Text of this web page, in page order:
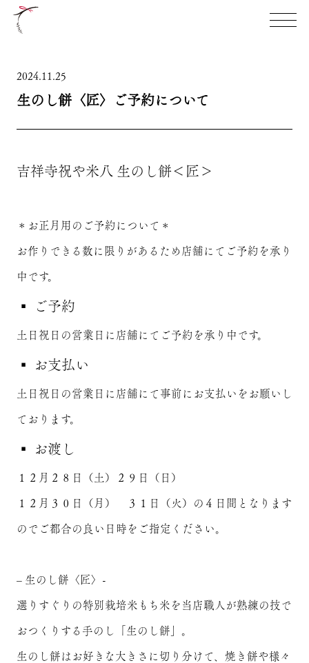
本店限定商品
2024.11.25
生のし餅〈匠〉ご予約について
吉祥寺祝や米八 生のし餅＜匠＞
＊お正月用のご予約について＊
お作りできる数に限りがあるため店舗にてご予約を承り
中です。
▪️ ご予約
土日祝日の営業日に店舗にてご予約を承り中です。
▪️ お支払い
土日祝日の営業日に店舗にて事前にお支払いをお願いし
ております。
▪️ お渡し
１２月２８日（土）２９日（日）
１２月３０日（月） ３１日（火）の４日間となります
のでご都合の良い日時をご指定ください。
– 生のし餅〈匠〉-
選りすぐりの特別栽培米もち米を当店職人が熟練の技で
おつくりする手のし「生のし餅」。
生のし餅はお好きな大きさに切り分けて、焼き餅や様々